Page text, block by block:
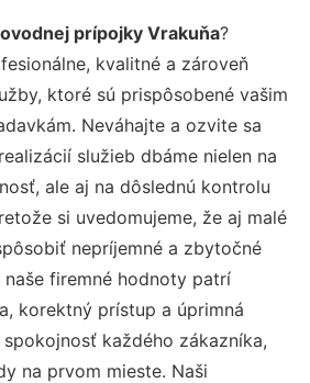
prípojky Vrakuňa?
kvalitné a zároveň
ktoré sú prispôsobené vašim
Neváhajte a ozvite sa
služieb dbáme nielen na
ale aj na dôslednú kontrolu
si uvedomujeme, že aj malé
nepríjemné a zbytočné
firemné hodnoty patrí
korektný prístup a úprimná
spokojnosť každého zákazníka,
na prvom mieste. Naši